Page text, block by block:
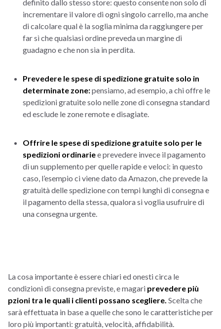
definito dallo stesso store: questo consente non solo di
incrementare il valore di ogni singolo carrello, ma anche
di calcolare qual è la soglia minima da raggiungere per
far sì che qualsiasi ordine preveda un margine di
guadagno e che non sia in perdita.
Prevedere le spese di spedizione gratuite solo in
determinate zone:pensiamo, ad esempio, a chi offre le
spedizioni gratuite solo nelle zone di consegna standard
ed esclude le zone remote e disagiate.
Offrire le spese di spedizione gratuite solo per le
spedizioni ordinariee prevedere invece il pagamento
di un supplemento per quelle rapide e veloci: in questo
caso, l’esempio ci viene dato da Amazon, che prevede la
gratuità delle spedizione con tempi lunghi di consegna e
il pagamento della stessa, qualora si voglia usufruire di
una consegna urgente.
La cosa importante è essere chiari ed onesti circa le
condizioni di consegna previste, e magari prevedere più
pzioni tra le quali i clienti possano scegliere. Scelta che
sarà effettuata in base a quelle che sono le caratteristiche per
loro più importanti: gratuità, velocità, affidabilità.